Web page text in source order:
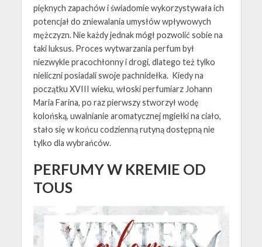
pięknych zapachów i świadomie wykorzystywała ich
potencjał do zniewalania umysłów wpływowych
mężczyzn. Nie każdy jednak mógł pozwolić sobie na
taki luksus. Proces wytwarzania perfum był
niezwykle pracochłonny i drogi, dlatego też tylko
nieliczni posiadali swoje pachnidełka. Kiedy na
początku XVIII wieku, włoski perfumiarz Johann
Maria Farina, po raz pierwszy stworzył wodę
kolońską, uwalnianie aromatycznej mgiełki na ciało,
stało się w końcu codzienną rutyną dostępną nie
tylko dla wybrańców.
PERFUMY W KREMIE OD
TOUS